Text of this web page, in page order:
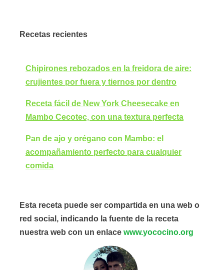
Recetas recientes
Chipirones rebozados en la freidora de aire:
crujientes por fuera y tiernos por dentro
Receta fácil de New York Cheesecake en
Mambo Cecotec, con una textura perfecta
Pan de ajo y orégano con Mambo: el
acompañamiento perfecto para cualquier
comida
Esta receta puede ser compartida en una web o
red social, indicando la fuente de la receta
nuestra web con un enlace www.yococino.org